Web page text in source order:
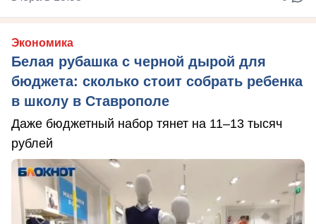
Экономика
Белая рубашка с черной дырой для
бюджета: сколько стоит собрать ребенка
в школу в Ставрополе
Даже бюджетный набор тянет на 11–13 тысяч
рублей